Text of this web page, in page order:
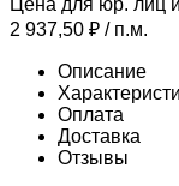
2 937,50 ₽ / п.м.
Описание
Оплата
Доставка
Отзывы